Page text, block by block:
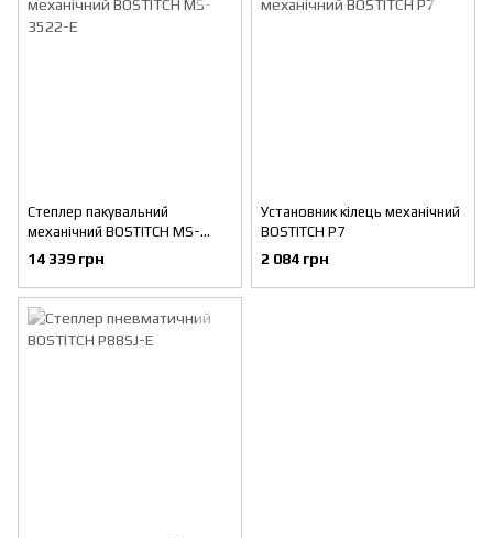
Степлер пакувальний
механічний BOSTITCH MS-
3522-E
14 339 грн
Установник кілець механічний
BOSTITCH P7
2 084 грн